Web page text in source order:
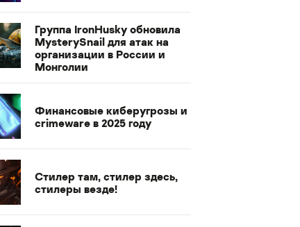
Группа IronHusky обновила
MysterySnail для атак на
организации в России и
Монголии
Финансовые киберугрозы и
crimeware в 2025 году
Стилер там, стилер здесь,
стилеры везде!